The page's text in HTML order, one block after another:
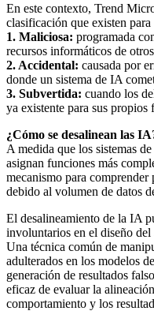
En este contexto, Trend
clasificación que existen para
1. Maliciosa: programada
recursos informáticos de
2. Accidental: causada por
donde un sistema de IA
3. Subvertida: cuando los
ya existente para sus propios
¿Cómo se desalinean las
A medida que los sistemas
asignan funciones más
mecanismo para
debido al volumen de datos
El desalineamiento de la IA
involuntarios en el diseño del
Una técnica común de
adulterados en los modelos
generación de resultados
eficaz de evaluar la
comportamiento y los